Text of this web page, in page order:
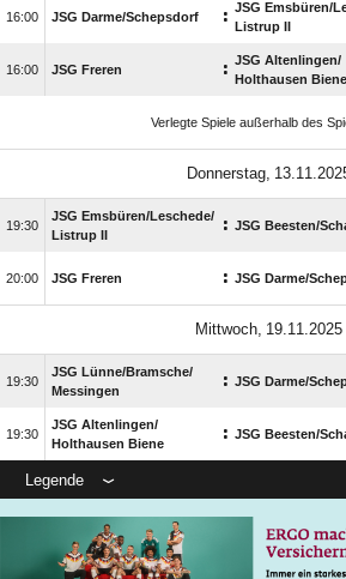
 JSG Darme/​Schepsdorf : JSG Emsbüren/​
Listrup II
 JSG Freren : JSG Altenlingen/​
Holthausen Biene
Verlegte Spiele außerhalb des


JSG Emsbüren/​Leschede/​
Listrup II
: JSG Beesten/​
 JSG Freren : JSG Darme/​
 

JSG Lünne/​Bramsche/​
Messingen
: JSG Darme/​

JSG Altenlingen/​
Holthausen Biene
: JSG Beesten/​
Legende